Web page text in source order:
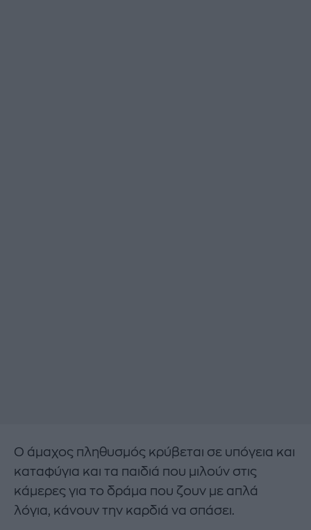
Ο άμαχος πληθυσμός κρύβεται σε υπόγεια και
καταφύγια και τα παιδιά που μιλούν στις
κάμερες για το δράμα που ζουν με απλά
λόγια, κάνουν την καρδιά να σπάσει.